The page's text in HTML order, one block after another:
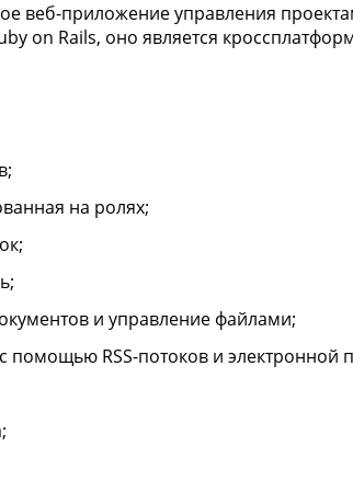
веб-приложение управления
on Rails, оно является
на ролях;
и управление файлами;
RSS-потоков и электронной